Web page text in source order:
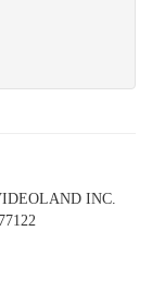
INC.